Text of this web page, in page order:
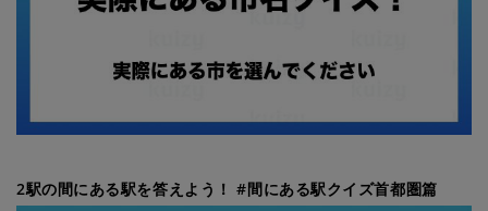
2駅の間にある駅を答えよう！ #間にある駅クイズ首都圏篇